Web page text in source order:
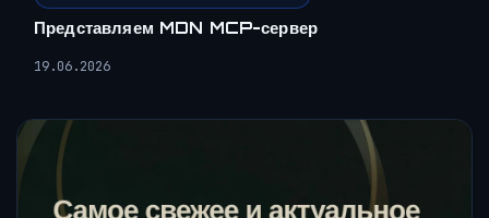
Представляем MDN MCP-сервер
19.06.2026